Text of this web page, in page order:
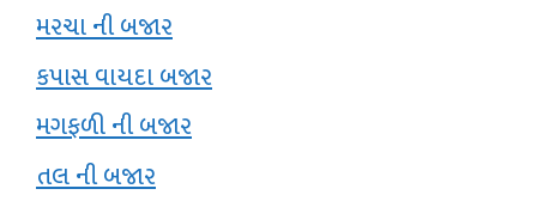
મરચા ની બજાર
કપાસ વાયદા બજાર
મગફળી ની બજાર
તલ ની બજાર